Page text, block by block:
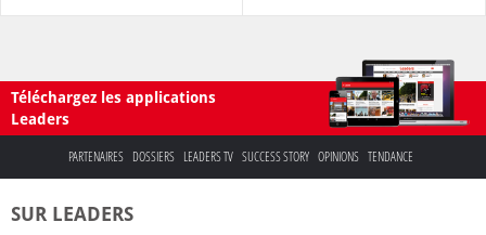
Téléchargez les applications
Leaders
PARTENAIRES DOSSIERS LEADERS TV SUCCESS STORY OPINIONS TENDANCE
SUR LEADERS